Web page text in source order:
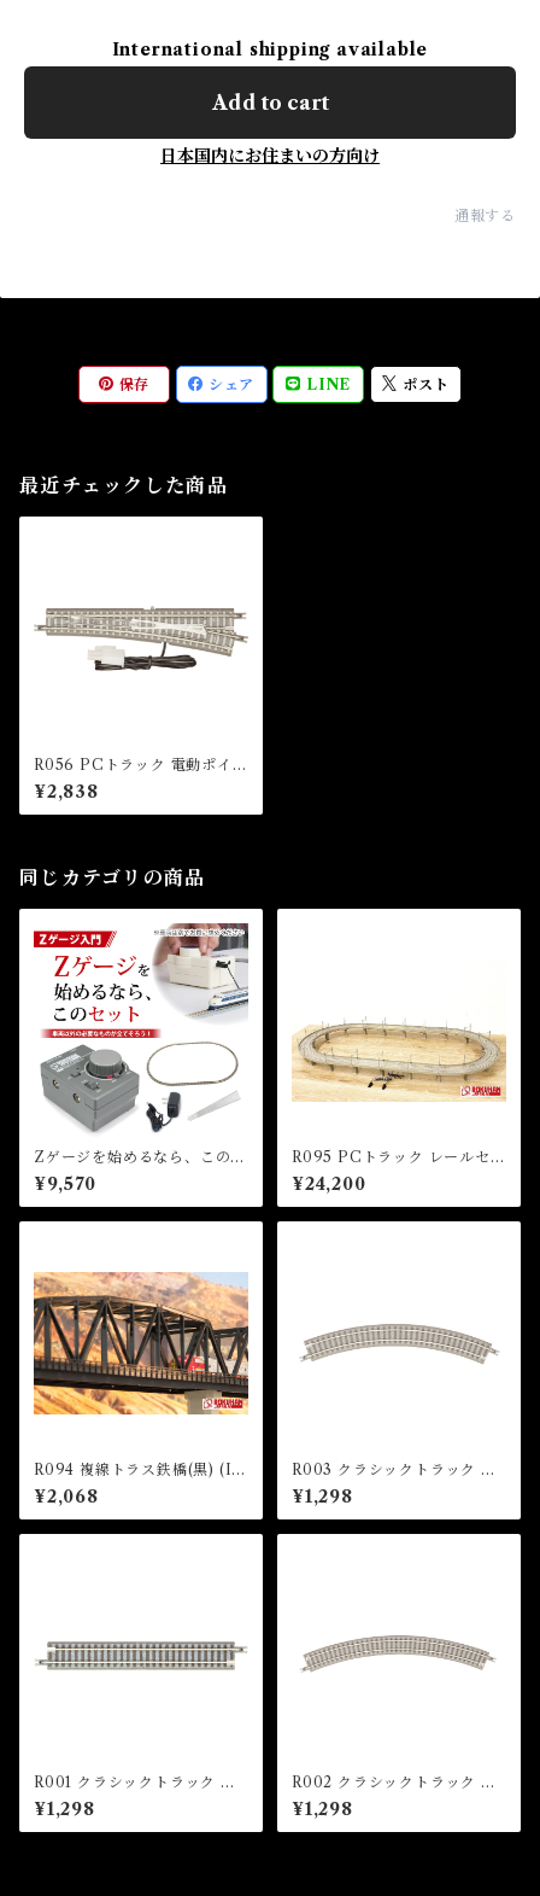
International shipping available
Add to cart
日本国内にお住まいの方向け
通報する
保存 シェア LINE ポスト
最近チェックした商品
R056 PCトラック 電動ポイン
トレール 右分岐＋110mmカッ
トレール (PC TRACK Remo
te turnout (Right hand) 110
¥2,838
同じカテゴリの商品
Zゲージを始めるなら、このセ
ット！（車両別売）
¥9,570
R095 PCトラック レールセッ
トH 複線高架線セット (PC T
RACK Rail Set H (Double T
rack Viaduct Set))
¥24,200
R094 複線トラス鉄橋(黒) (Ir
on Bridge Double (Black) 2
20mm x 1pc)
¥2,068
R003 クラシックトラック 曲
線レール R170-45°(4本入) (C
LASSIC TRACK Curved Tr
ack R170mm 45 ° x 4 pcs)
¥1,298
R001 クラシックトラック 直
線レール 110mm(4本入) (CL
ASSIC TRACK Straight Tra
ck 110mm x 4 pcs)
¥1,298
R002 クラシックトラック 曲
線レール R195-45°(4本入) (C
LASSIC TRACK Curved Tr
ack R195mm 45 ° x 4 pcs)
¥1,298